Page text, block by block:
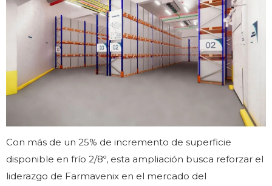
Con más de un 25% de incremento de superficie
disponible en frío 2/8º, esta ampliación busca reforzar el
liderazgo de Farmavenix en el mercado del